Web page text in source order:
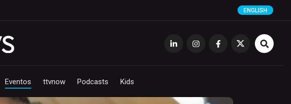
ENGLISH
Eventos ttvnow Podcasts Kids